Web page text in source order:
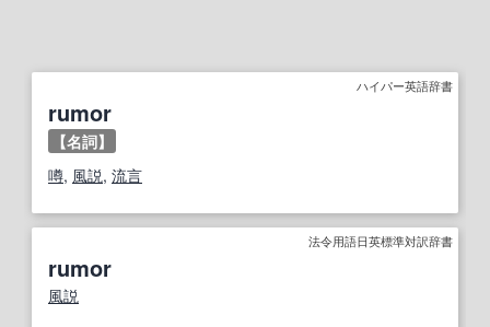
ハイパー英語辞書
rumor
【名詞】
噂, 風説, 流言
法令用語日英標準対訳辞書
rumor
風説